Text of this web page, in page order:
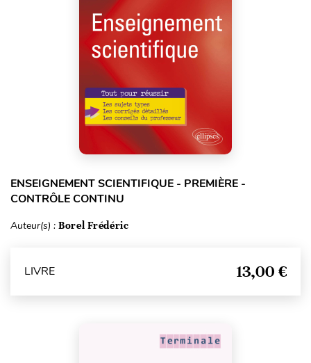
ENSEIGNEMENT SCIENTIFIQUE - PREMIÈRE -
CONTRÔLE CONTINU
Auteur(s) : Borel Frédéric
LIVRE 13,00 €